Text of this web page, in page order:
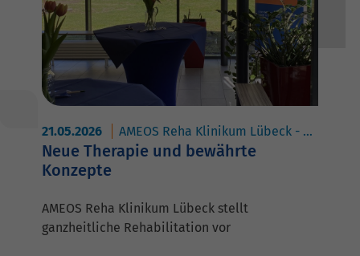
21.05.2026 AMEOS Reha Klinikum Lübeck - Abhängigkeitserkrankungen
Neue Therapie und bewährte
Konzepte
AMEOS Reha Klinikum Lübeck stellt
ganzheitliche Rehabilitation vor